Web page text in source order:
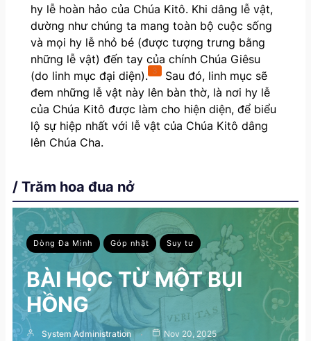
hy lễ hoàn hảo của Chúa Kitô. Khi dâng lễ vật,
dường như chúng ta mang toàn bộ cuộc sống
và mọi hy lễ nhỏ bé (được tượng trưng bằng
những lễ vật) đến tay của chính Chúa Giêsu
(do linh mục đại diện). 3 Sau đó, linh mục sẽ
đem những lễ vật này lên bàn thờ, là nơi hy lễ
của Chúa Kitô được làm cho hiện diện, để biểu
lộ sự hiệp nhất với lễ vật của Chúa Kitô dâng
lên Chúa Cha.
/ Trăm hoa đua nở
Dòng Đa Minh Góp nhặt Suy tư
BÀI HỌC TỪ MỘT BỤI
HỒNG
System Administration
Nov 20, 2025